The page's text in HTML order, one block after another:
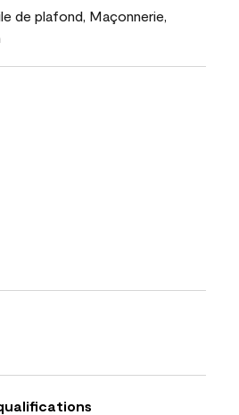
de plafond, Maçonnerie,